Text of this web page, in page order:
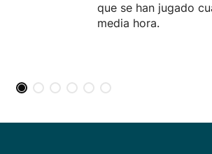
que se han jugado
media hora.